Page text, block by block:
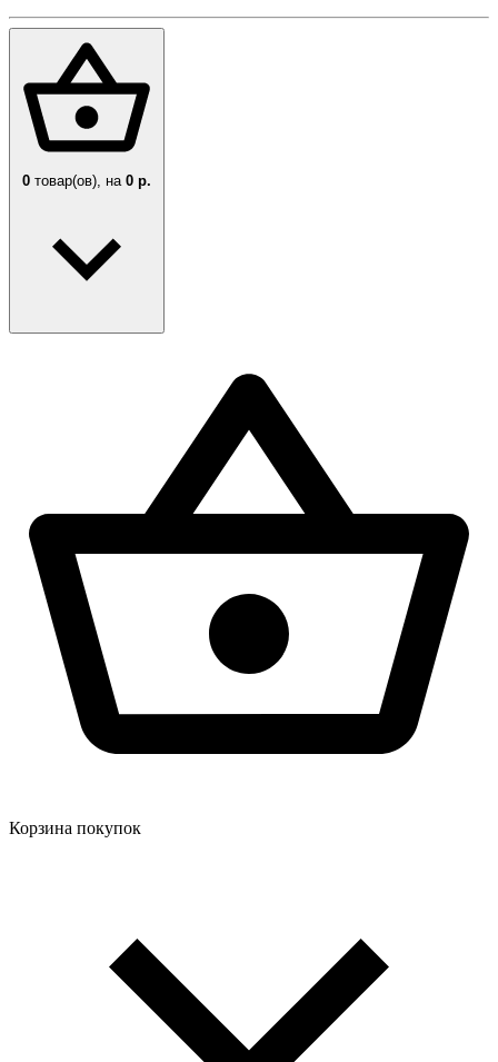
0 товар(ов), на 0 р.
Корзина покупок